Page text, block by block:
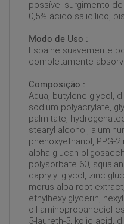
possível surgimento de
0,5% ácido salicílico,
Modo de Uso :
Espalhe suavemente
completamente
Composição :
Aqua, butylene glycol,
sodium polyacrylate,
palmitate,
stearyl alcohol,
phenoxyethanol, PPG-
alpha-glucan
polysorbate 60,
caprylyl glycol, zinc
morus alba root
ethylhexylglycerin,
oil aminopropanediol
5-laureth-5, kojic acid,